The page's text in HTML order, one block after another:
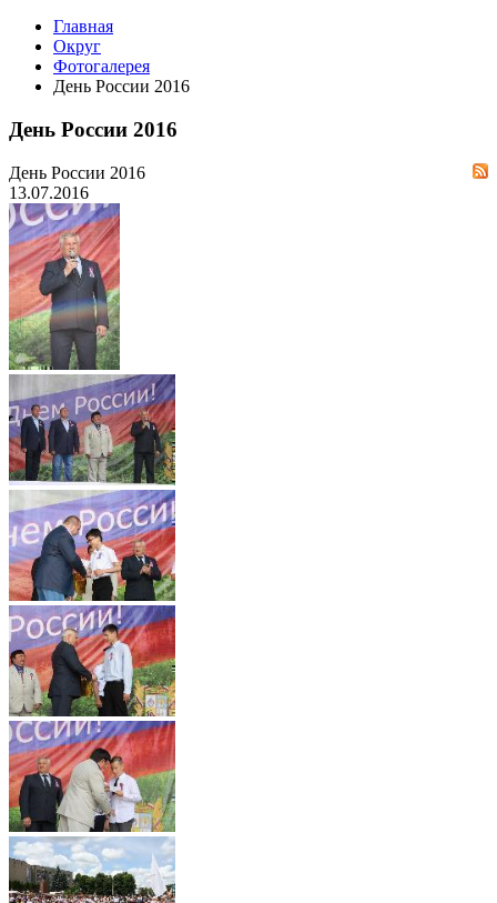
Главная
Округ
Фотогалерея
День России 2016
День России 2016
День России 2016
13.07.2016